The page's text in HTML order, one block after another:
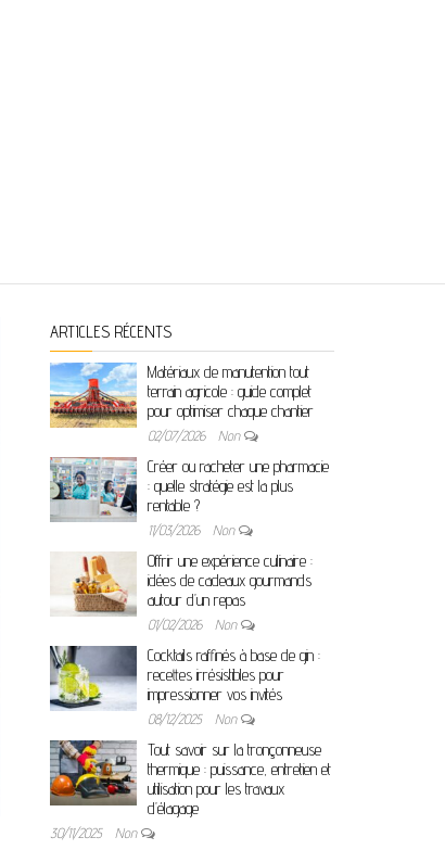
ARTICLES RÉCENTS
Matériaux de manutention tout
terrain agricole : guide complet
pour optimiser chaque chantier
02/07/2026 Non
Créer ou racheter une pharmacie
: quelle stratégie est la plus
rentable ?
11/03/2026 Non
Offrir une expérience culinaire :
idées de cadeaux gourmands
autour d’un repas
01/02/2026 Non
Cocktails raffinés à base de gin :
recettes irrésistibles pour
impressionner vos invités
08/12/2025 Non
Tout savoir sur la tronçonneuse
thermique : puissance, entretien et
utilisation pour les travaux
d’élagage
30/11/2025 Non